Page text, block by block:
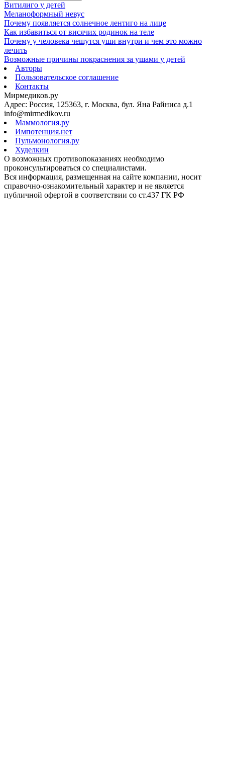
Витилиго у детей
Меланоформный невус
Почему появляется солнечное лентиго на лице
Как избавиться от висячих родинок на теле
Почему у человека чешутся уши внутри и чем это можно
лечить
Возможные причины покраснения за ушами у детей
Авторы
Пользовательское соглашение
Контакты
Мирмедиков.ру
Адрес: Россия, 125363, г. Москва, бул. Яна Райниса д.1
info@mirmedikov.ru
Маммология.ру
Импотенция.нет
Пульмонология.ру
Худелкин
О возможных противопоказаниях необходимо
проконсультироваться со специалистами.
Вся информация, размещенная на сайте компании, носит
справочно-ознакомительный характер и не является
публичной офертой в соответствии со ст.437 ГК РФ